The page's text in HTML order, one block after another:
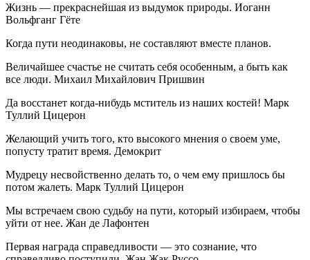
Жизнь — прекраснейшая из выдумок природы. Иоганн
Вольфганг Гёте
Когда пути неодинаковы, не составляют вместе планов.
Величайшее счастье не считать себя особенным, а быть как
все люди. Михаил Михайлович Пришвин
Да восстанет когда-нибудь мститель из наших костей! Марк
Туллий Цицерон
Желающий учить того, кто высокого мнения о своем уме,
попусту тратит время. Демокрит
Мудрецу несвойственно делать то, о чем ему пришлось бы
потом жалеть. Марк Туллий Цицерон
Мы встречаем свою судьбу на пути, который избираем, чтобы
уйти от нее. Жан де Лафонтен
Первая награда справедливости — это сознание, что